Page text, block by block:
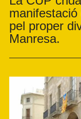
pel proper
Manresa.